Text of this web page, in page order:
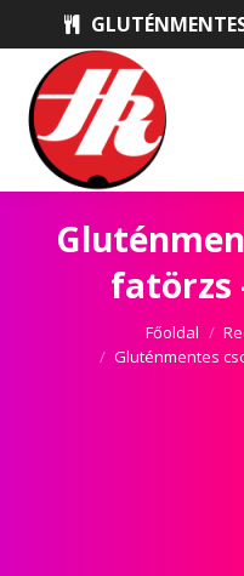
fatörzs
Itt vagy most:Főoldal
Gluténmentes